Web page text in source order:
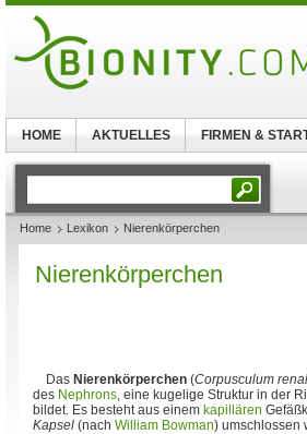
Home Lexikon Nierenkörperchen
Nierenkörperchen
Das Nierenkörperchen (Corpusculum
des Nephrons, eine kugelige Struktur in der
bildet. Es besteht aus einem kapillären
Kapsel (nach William Bowman) umschlossen
HOME AKTUELLES FIRMEN &